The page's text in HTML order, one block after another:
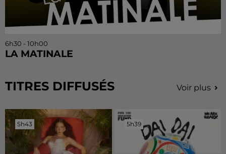
6h30 - 10h00
LA MATINALE
TITRES DIFFUSÉS Voir plus
5h43
5h43 5h39
5h39